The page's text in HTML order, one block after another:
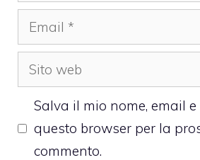
Email
Sito
web
Salva il mio nome, email
questo browser per la
commento.